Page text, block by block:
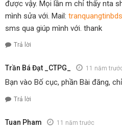
được vậy. Mọi lần m chỉ thấy nta
mình sửa với. Mail:
sms qua giúp mình với. thank
Trả lời
Trần Bá Đạt _CTPG_ 11 năm
Bạn vào Bố cục, phần Bài đăng,
Trả lời
Tuan Pham 11 năm trước